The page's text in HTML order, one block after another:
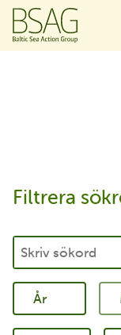
Filtrera